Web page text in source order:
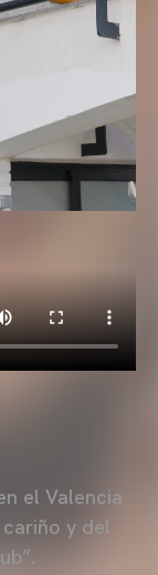
el Valencia
cariño y del